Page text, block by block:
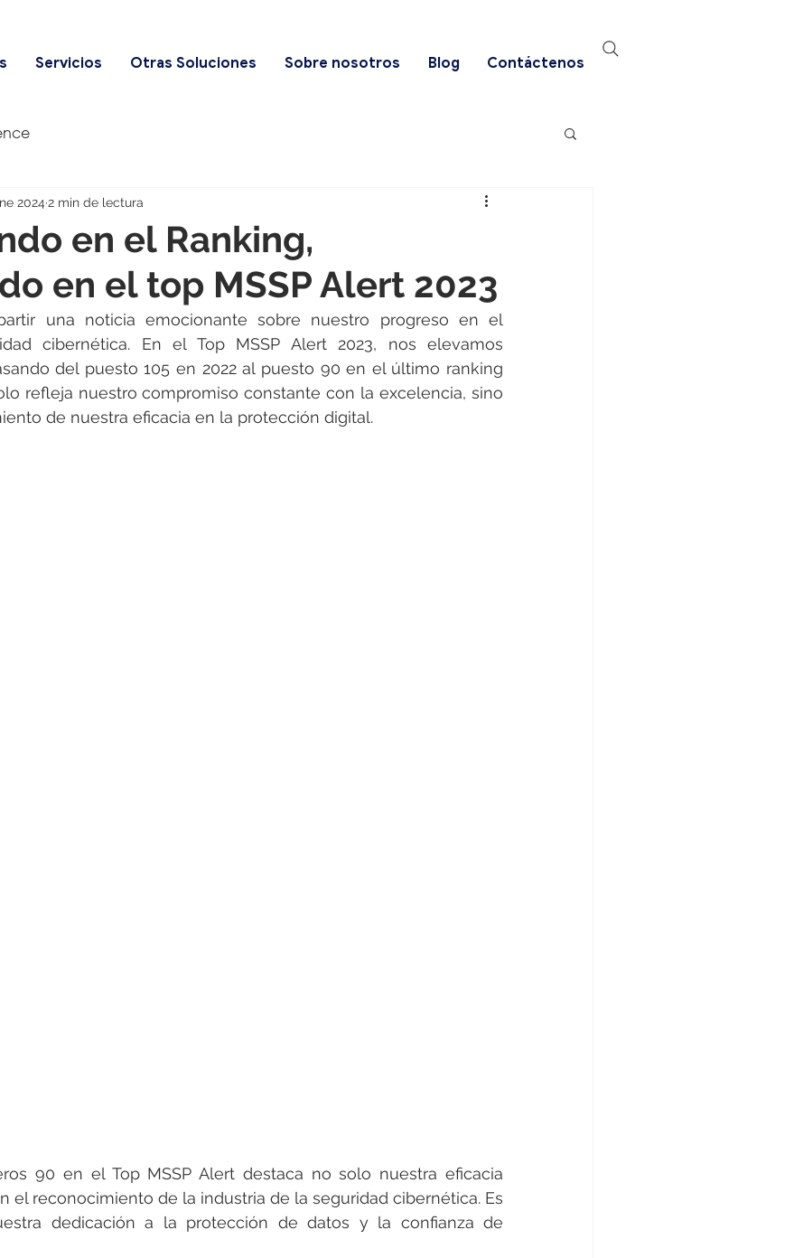
Servicios Otras Soluciones Sobre nosotros Blog Contáctenos
en el Ranking,
en el top MSSP Alert 2023
2024 2 min de lectura
una noticia emocionante sobre nuestro progreso en el
cibernética. En el Top MSSP Alert 2023, nos elevamos
del puesto 105 en 2022 al puesto 90 en el último ranking
refleja nuestro compromiso constante con la excelencia, sino
de nuestra eficacia en la protección digital.
90 en el Top MSSP Alert destaca no solo nuestra eficacia
el reconocimiento de la industria de la seguridad cibernética. Es
dedicación a la protección de datos y la confianza de